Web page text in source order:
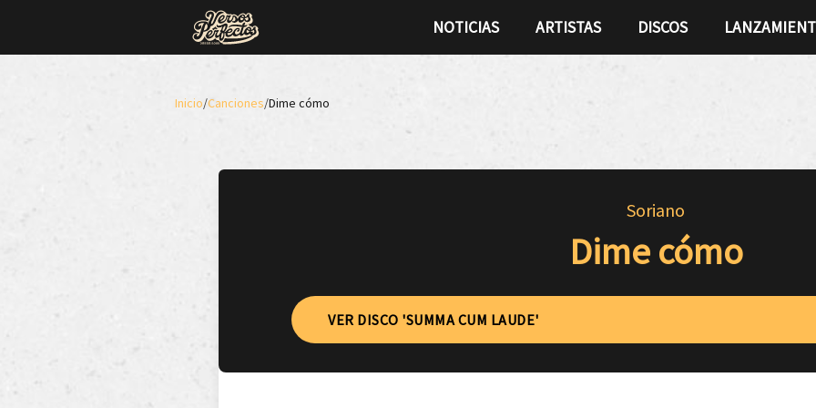
NOTICIAS ARTISTAS DISCOS
Inicio/Canciones/Dime cómo
Soriano
Dime cómo
VER DISCO 'SUMMA CUM LAUDE'